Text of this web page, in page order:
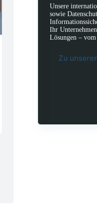
Unsere
sowie
Ihr
Lösungen –
Zu